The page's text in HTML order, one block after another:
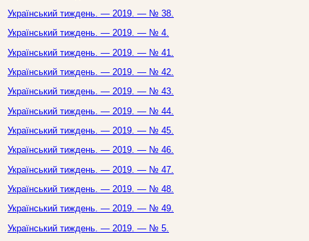
Український тиждень. — 2019. — № 38.
Український тиждень. — 2019. — № 4.
Український тиждень. — 2019. — № 41.
Український тиждень. — 2019. — № 42.
Український тиждень. — 2019. — № 43.
Український тиждень. — 2019. — № 44.
Український тиждень. — 2019. — № 45.
Український тиждень. — 2019. — № 46.
Український тиждень. — 2019. — № 47.
Український тиждень. — 2019. — № 48.
Український тиждень. — 2019. — № 49.
Український тиждень. — 2019. — № 5.